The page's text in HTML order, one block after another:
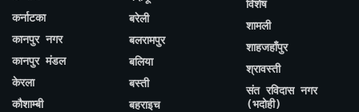
कर्नाटका
कानपुर नगर
कानपुर मंडल
केरला
कौशाम्बी
बरेली
बलरामपुर
बलिया
बस्ती
बहराइच
विशेष
शामली
शाहजहाँपुर
श्रावस्ती
संत रविदास नगर
(भदोही)